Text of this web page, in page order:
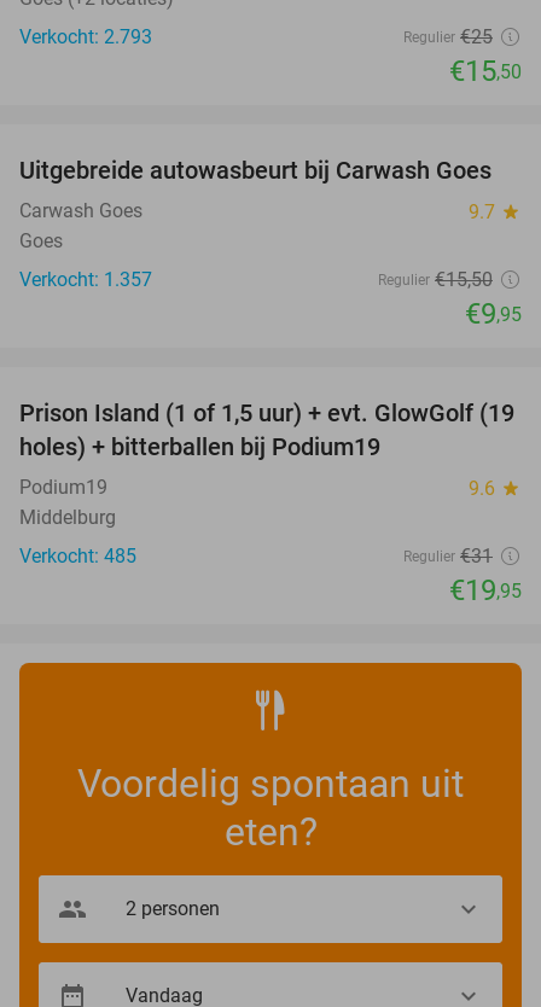
Verkocht: 2.793
Regulier €25
€15,50
36%
Uitgebreide autowasbeurt bij Carwash Goes
Carwash Goes 9.7 star
Goes
Verkocht: 1.357
Regulier €15,50
€9,95
36%
Prison Island (1 of 1,5 uur) + evt. GlowGolf (19
holes) + bitterballen bij Podium19
Podium19 9.6 star
Middelburg
Verkocht: 485
Regulier €31
€19,95
Voordelig spontaan uit
eten?